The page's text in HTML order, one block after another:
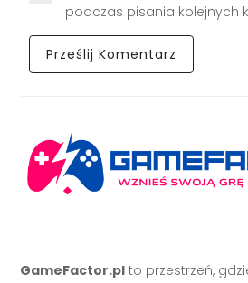
podczas pisania kolejnych
GameFactor.pl to przestrzeń,